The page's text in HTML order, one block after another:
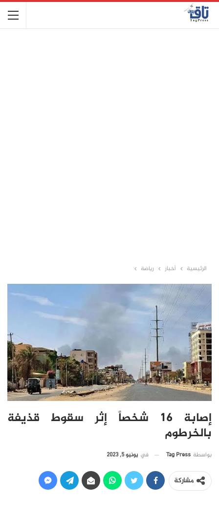
الرئيسية أخبار رياضة
إصابة ١٦ شخصاً إثر سقوط قذيفة
بالخرطوم
بواسطة Tag Press في يونيو 5, 2023
مشاركة